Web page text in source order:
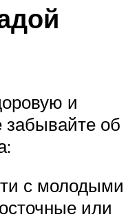
и
об
с молодыми
или